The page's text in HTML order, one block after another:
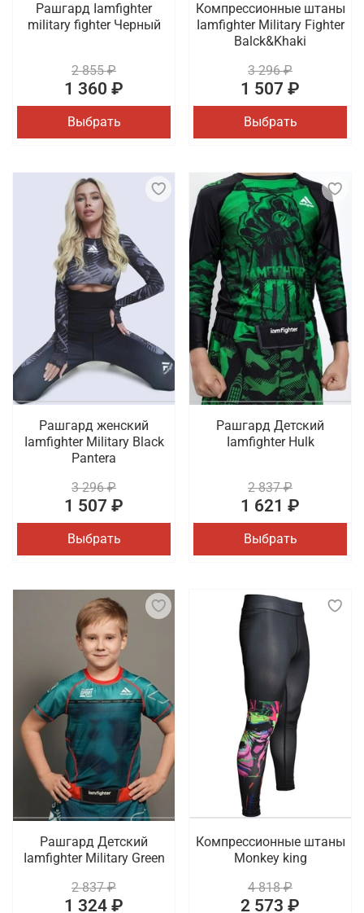
Рашгард Iamfighter
military fighter Черный
2 855 ₽
1 360 ₽
Выбрать
Компрессионные штаны
Iamfighter Military Fighter
Balck&Khaki
3 296 ₽
1 507 ₽
Выбрать
Рашгард женский
Iamfighter Military Black
Pantera
3 296 ₽
1 507 ₽
Выбрать
Рашгард Детский
Iamfighter Hulk
2 837 ₽
1 621 ₽
Выбрать
Рашгард Детский
Iamfighter Military Green
2 837 ₽
1 324 ₽
Компрессионные штаны
Monkey king
4 818 ₽
2 573 ₽